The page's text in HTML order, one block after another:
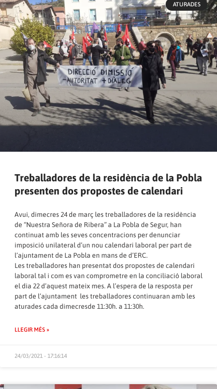
ATURADES
Treballadores de la residència de la Pobla
presenten dos propostes de calendari
Avui, dimecres 24 de març les treballadores de la residència
de “Nuestra Señora de Ribera” a La Pobla de Segur, han
continuat amb les seves concentracions per denunciar
imposició unilateral d’un nou calendari laboral per part de
l’ajuntament de La Pobla en mans de d’ERC.
Les treballadores han presentat dos propostes de calendari
laboral tal i com es van comprometre en la conciliació laboral
el dia 22 d’aquest mateix mes. A l’espera de la resposta per
part de l’ajuntament les treballadores continuaran amb les
aturades cada dimecresde 11:30h. a 11:30h.
LLEGIR MÉS »
24/03/2021 - 17:16:14